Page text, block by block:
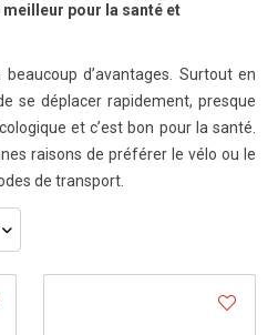
pour la santé et
d’avantages. Surtout en
se déplacer rapidement, presque
et c’est bon pour la santé.
raisons de préférer le vélo ou le
de transport.